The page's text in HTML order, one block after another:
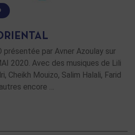
présentée par Avner Azoulay sur
2020. Avec des musiques de Lili
Cheikh Mouizo, Salim Halali, Farid
encore …